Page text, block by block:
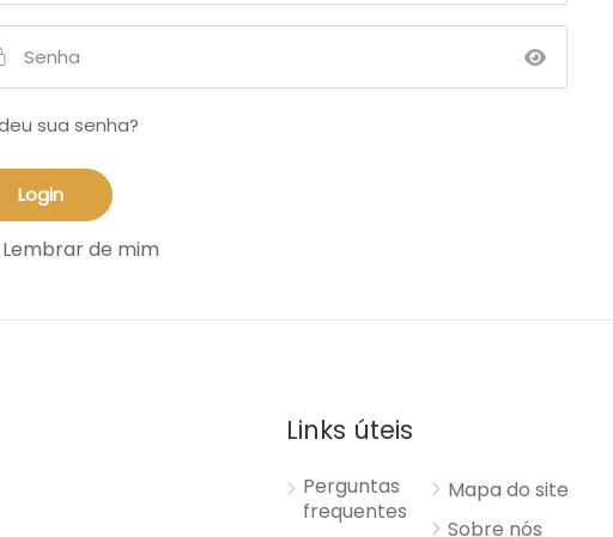
sua senha?
Lembrar de mim
Links úteis
Perguntas
frequentes
Mapa do site
Sobre nós